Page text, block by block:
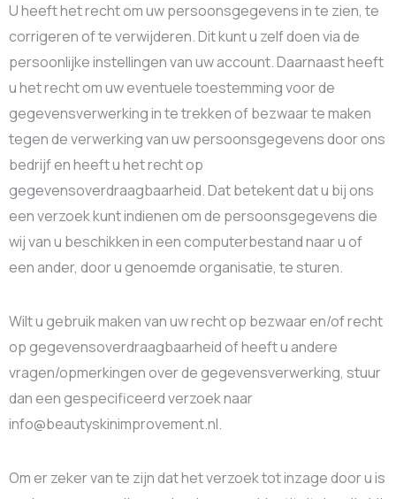
U heeft het recht om uw persoonsgegevens in te zien, te
corrigeren of te verwijderen. Dit kunt u zelf doen via de
persoonlijke instellingen van uw account. Daarnaast heeft
u het recht om uw eventuele toestemming voor de
gegevensverwerking in te trekken of bezwaar te maken
tegen de verwerking van uw persoonsgegevens door ons
bedrijf en heeft u het recht op
gegevensoverdraagbaarheid. Dat betekent dat u bij ons
een verzoek kunt indienen om de persoonsgegevens die
wij van u beschikken in een computerbestand naar u of
een ander, door u genoemde organisatie, te sturen.
Wilt u gebruik maken van uw recht op bezwaar en/of recht
op gegevensoverdraagbaarheid of heeft u andere
vragen/opmerkingen over de gegevensverwerking, stuur
dan een gespecificeerd verzoek naar
info@beautyskinimprovement.nl.
Om er zeker van te zijn dat het verzoek tot inzage door u is